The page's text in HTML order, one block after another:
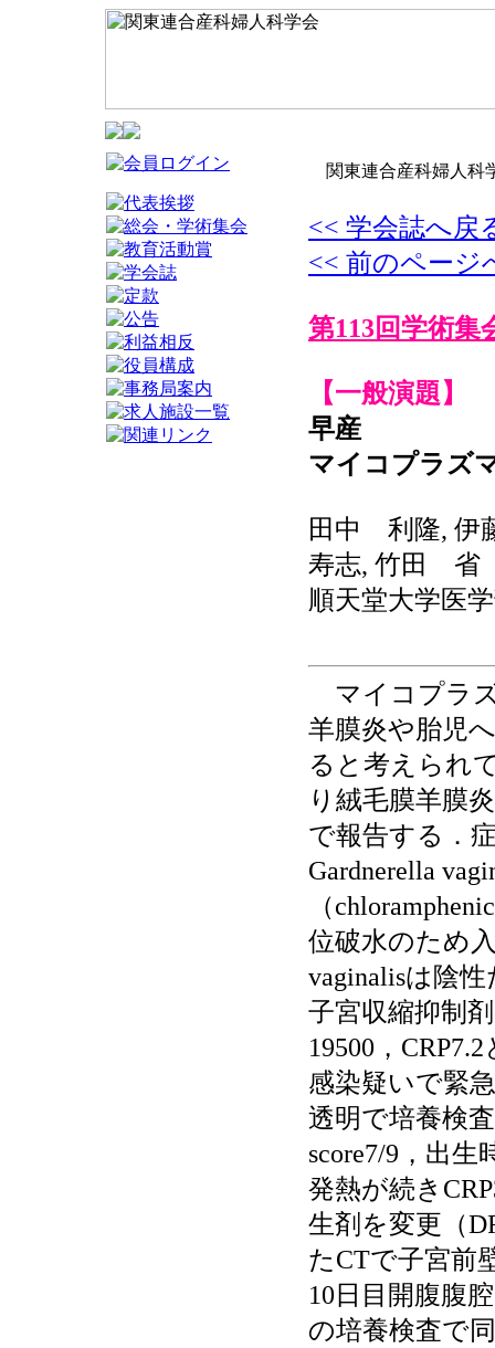
関東連合産科婦人科
<< 学会誌へ戻
<< 前のページ
第113回学術集
【一般演題】
早産
マイコプラズ
田中 利隆,
寿志, 竹田 省
順天堂大学医
マイコプラ
羊膜炎や胎児
ると考えられ
り絨毛膜羊膜
で報告する．
Gardnerella
（
位破水のため
vaginalisは陰
子宮収縮抑制
19500，
感染疑いで緊
透明で培養検
score7/9，出
発熱が続き
生剤を変更（
たCTで子宮前
10日目開腹腹
の培養検査で